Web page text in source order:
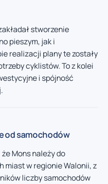
stworzenie
pieszym, jak i
realizacji plany te zostały
cyklistów. To z kolei
i spójność
od samochodów
Mons należy do
miast w regionie Walonii, z
liczby samochodów